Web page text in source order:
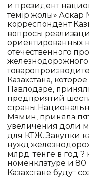
и президент
темір жолы» Аскар
корреспондент
вопросы
ориентированных
отечественного
Казахстана,
Павлодаре,
предприятий
Мамин, приняла
увеличения доли
для КТЖ. Закупки
нужд
млрд. тенге в год ?
номенклатуре и 80
Казахстане будут